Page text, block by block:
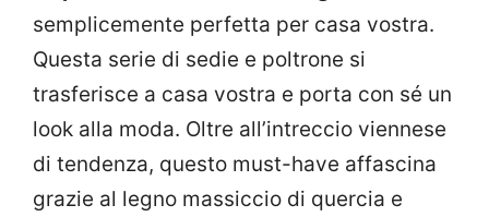
semplicemente perfetta per casa vostra.
Questa serie di sedie e poltrone si
trasferisce a casa vostra e porta con sé un
look alla moda. Oltre all’intreccio viennese
di tendenza, questo must-have affascina
grazie al legno massiccio di quercia e